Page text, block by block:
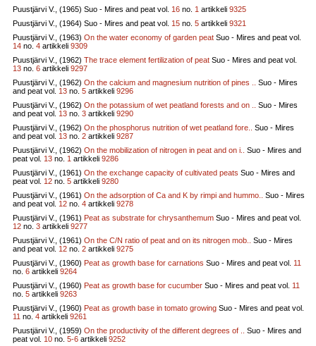
Puustjärvi V., (1965) Suo - Mires and peat vol. 16 no. 1 artikkeli 9325
Puustjärvi V., (1964) Suo - Mires and peat vol. 15 no. 5 artikkeli 9321
Puustjärvi V., (1963) On the water economy of garden peat Suo - Mires and peat vol.
14 no. 4 artikkeli 9309
Puustjärvi V., (1962) The trace element fertilization of peat Suo - Mires and peat vol.
13 no. 6 artikkeli 9297
Puustjärvi V., (1962) On the calcium and magnesium nutrition of pines ..
Suo - Mires
and peat vol. 13 no. 5 artikkeli 9296
Puustjärvi V., (1962) On the potassium of wet peatland forests and on ..
Suo - Mires
and peat vol. 13 no. 3 artikkeli 9290
Puustjärvi V., (1962) On the phosphorus nutrition of wet peatland fore..
Suo - Mires
and peat vol. 13 no. 2 artikkeli 9287
Puustjärvi V., (1962) On the mobilization of nitrogen in peat and on i..
Suo - Mires and
peat vol. 13 no. 1 artikkeli 9286
Puustjärvi V., (1961) On the exchange capacity of cultivated peats Suo - Mires and
peat vol. 12 no. 5 artikkeli 9280
Puustjärvi V., (1961) On the adsorption of Ca and K by rimpi and hummo..
Suo - Mires
and peat vol. 12 no. 4 artikkeli 9278
Puustjärvi V., (1961) Peat as substrate for chrysanthemum Suo - Mires and peat vol.
12 no. 3 artikkeli 9277
Puustjärvi V., (1961) On the C/N ratio of peat and on its nitrogen mob..
Suo - Mires
and peat vol. 12 no. 2 artikkeli 9275
Puustjärvi V., (1960) Peat as growth base for carnations Suo - Mires and peat vol. 11
no. 6 artikkeli 9264
Puustjärvi V., (1960) Peat as growth base for cucumber Suo - Mires and peat vol. 11
no. 5 artikkeli 9263
Puustjärvi V., (1960) Peat as growth base in tomato growing Suo - Mires and peat vol.
11 no. 4 artikkeli 9261
Puustjärvi V., (1959) On the productivity of the different degrees of ..
Suo - Mires and
peat vol. 10 no. 5-6 artikkeli 9252